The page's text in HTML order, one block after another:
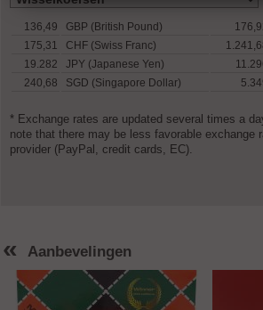
136,49 GBP (British Pound)
175,31
CHF (Swiss Franc)
19.282
JPY (Japanese Yen)
240,68
SGD (Singapore Dollar)
* Exchange rates are updated several times a
note that there may be less favorable exchange
provider (PayPal, credit cards, EC).
« Aanbevelingen